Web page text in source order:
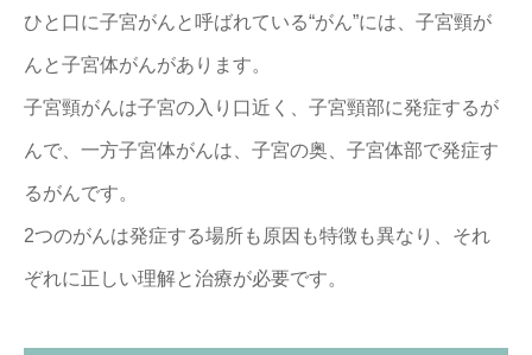
ひと口に子宮がんと呼ばれている“がん”には、子宮頸が
んと子宮体がんがあります。
子宮頸がんは子宮の入り口近く、子宮頸部に発症するが
んで、一方子宮体がんは、子宮の奥、子宮体部で発症す
るがんです。
2つのがんは発症する場所も原因も特徴も異なり、それ
ぞれに正しい理解と治療が必要です。